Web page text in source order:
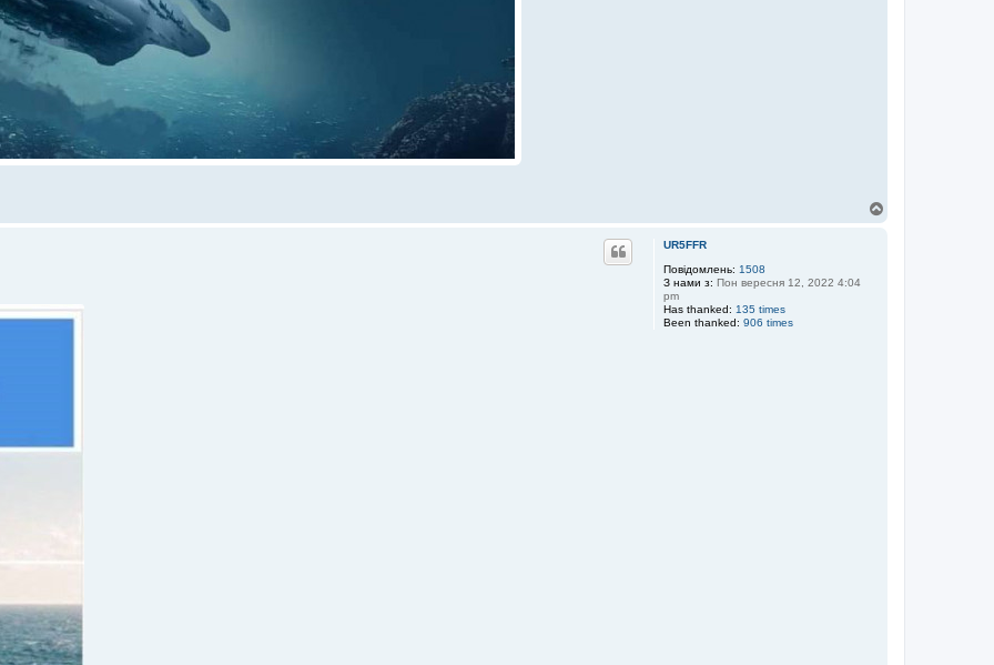
UR5FFR
Повідомлень: 1508
З нами з: Пон вересня 12, 2022 4:04
pm
Has thanked: 135 times
Been thanked: 906 times